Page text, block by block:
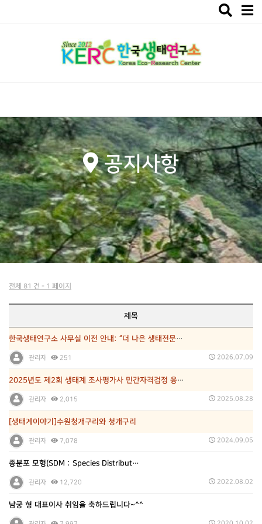
Toggle
공지사항
전체 81 건 - 1 페이지
제목
한국생태연구소 사무실 이전 안내: “더 나은 생태전문 …
관리자 251 2026.07.09
2025년도 제2회 생태계 조사평가사 민간자격검정 응시…
관리자 2,015 2025.08.28
[생태계이야기]수원청개구리와 청개구리
관리자 7,078 2024.09.05
종분포 모형(SDM : Species Distribut…
관리자 12,720 2022.08.02
남궁 형 대표이사 취임을 축하드립니다~^^